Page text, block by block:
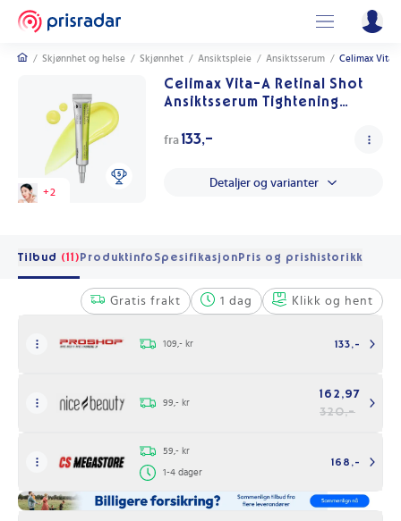
/ Skjønnhet og helse / Skjønnhet / Ansiktspleie / Ansiktsserum / Celimax Vita-
+2
Celimax Vita-A Retinal Shot
Ansiktsserum Tightening
fra 133,-
Detaljer og varianter
Tilbud (11)Produktinfo SpesifikasjonPris og prishistorikk
Gratis frakt 1 dag Klikk og hent
109,- kr 133,-
99,- kr
162,97
320,-
59,- kr
1-4 dager
168,-